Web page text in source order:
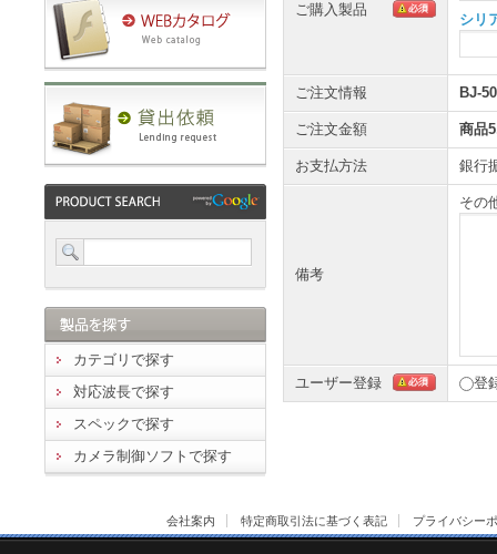
ご購入製品
シリ
ご注文情報 BJ-
ご注文金額 商品
お支払方法 銀行
備考
その
ユーザー登録 登
カテゴリで探す
対応波長で探す
スペックで探す
カメラ制御ソフトで探す
会社案内 特定商取引法に基づく表記 プライバシー